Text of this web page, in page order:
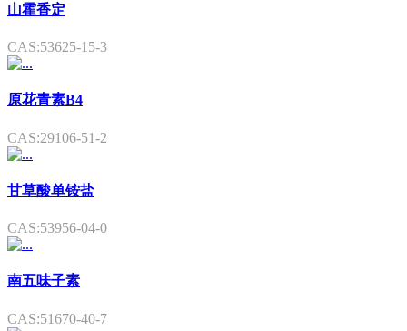
山霍香定
CAS:53625-15-3
原花青素B4
CAS:29106-51-2
甘草酸单铵盐
CAS:53956-04-0
南五味子素
CAS:51670-40-7